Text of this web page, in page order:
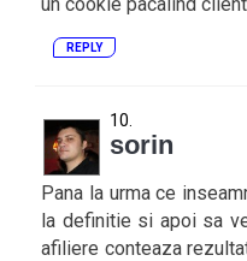
REPLY
sorin
Pana la urma ce
la definitie si apoi sa
afiliere conteaza